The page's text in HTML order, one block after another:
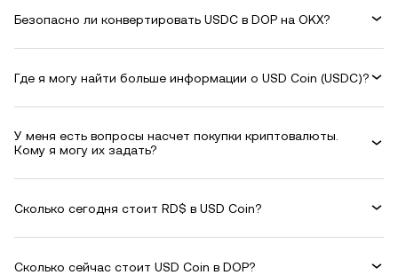
Безопасно ли конвертировать USDC в DOP на OKX?
Где я могу найти больше информации о USD Coin (USDC)?
У меня есть вопросы насчет покупки криптовалюты.
Кому я могу их задать?
Сколько сегодня стоит RD$ в USD Coin?
Сколько сейчас стоит USD Coin в DOP?